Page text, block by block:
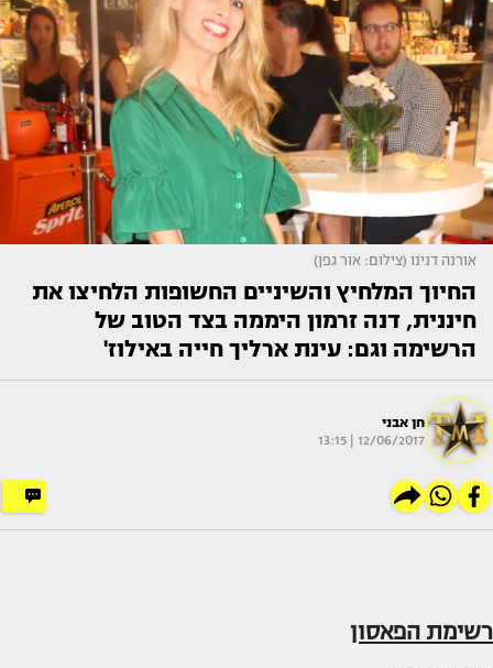
אורנה דנינו (צילום: אור גפן)
החיוך המלחיץ והשיניים החשופות הלחיצו את
חיננית, דנה זרמון היממה בצד הטוב של
הרשימה וגם: עינת ארליך חייה באילוז'
חן אבני
12/06/2017 | 13:15
רשימת הפאסון